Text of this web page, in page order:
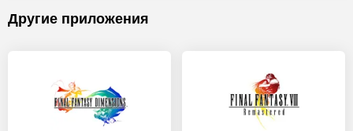
Другие приложения